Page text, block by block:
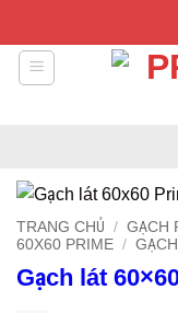
TRANG CHỦ / GẠCH
60X60 PRIME /
Gạch lát